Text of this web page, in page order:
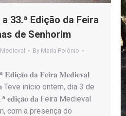
33.ª Edição da Feira
de Senhorim
By Maria Polónio
𝐝𝐚 𝐅𝐞𝐢𝐫𝐚 𝐌𝐞𝐝𝐢𝐞𝐯𝐚𝐥
Teve início ontem, dia 3 de
𝐞𝐝𝐢𝐜̧𝐚̃𝐨 𝐝𝐚 Feira Medieval
com a presença do